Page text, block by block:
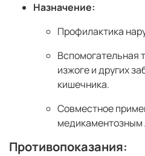
Назначение:
Профилактика
Вспомогательная
изжоге и других
кишечника.
Совместное
медикаментозным
Противопоказания: